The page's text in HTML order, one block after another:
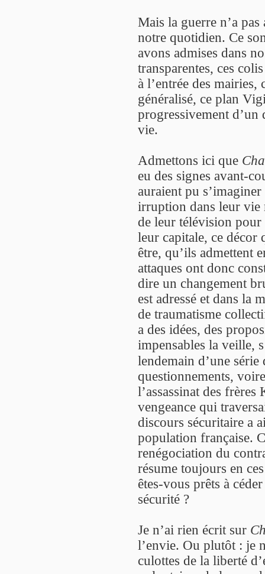
Mais la guerre n’a
notre quotidien. Ce
avons admises dans
transparentes, ces
à l’entrée des mairies,
généralisé, ce plan
progressivement
vie.
Admettons ici que
eu des signes avant-
auraient pu
irruption dans leur vie
de leur télévision pour
leur capitale, ce décor
être, qu’ils admettent
attaques ont donc
dire un changement
est adressé et dans la
de traumatisme
a des idées, des
impensables la veille,
lendemain d’une série
questionnements,
l’assassinat des
vengeance qui
discours sécuritaire a
population française.
renégociation du
résume toujours en
êtes-vous prêts à
sécurité ?
Je n’ai rien écrit sur
l’envie. Ou plutôt : je
culottes de la liberté